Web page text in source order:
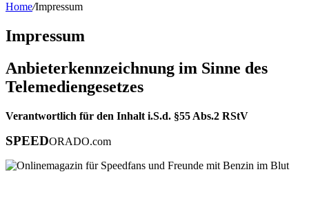
Home/Impressum
Impressum
Anbieterkennzeichnung im Sinne des
Telemediengesetzes
Verantwortlich für den Inhalt i.S.d. §55 Abs.2 RStV
SPEEDORADO.com